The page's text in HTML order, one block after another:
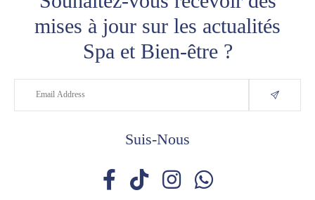
mises à jour sur les actualités
Spa et Bien-être ?
Suis-Nous